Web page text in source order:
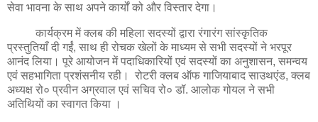
सेवा भावना के साथ अपने कार्यों को और विस्तार देगा।
कार्यक्रम में क्लब की महिला सदस्यों द्वारा रंगारंग सांस्कृतिक
प्रस्तुतियाँ दी गईं, साथ ही रोचक खेलों के माध्यम से सभी सदस्यों ने भरपूर
आनंद लिया। पूरे आयोजन में पदाधिकारियों एवं सदस्यों का अनुशासन, समन्वय
एवं सहभागिता प्रशंसनीय रही। रोटरी क्लब ऑफ गाजियाबाद साउथएंड, क्लब
अध्यक्ष रो० प्रवीन अग्रवाल एवं सचिव रो० डॉ. आलोक गोयल ने सभी
अतिथियों का स्वागत किया ।